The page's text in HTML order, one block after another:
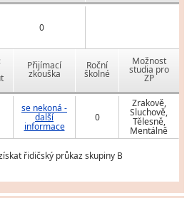
0
Přijímací
zkouška
Roční
školné
Možnost
studia pro
ZP
se nekoná -
další
informace
0
Zrakově,
Sluchově,
Tělesně,
Mentálně
řidičský průkaz skupiny B